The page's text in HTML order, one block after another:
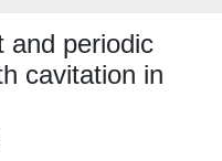
and periodic
cavitation in